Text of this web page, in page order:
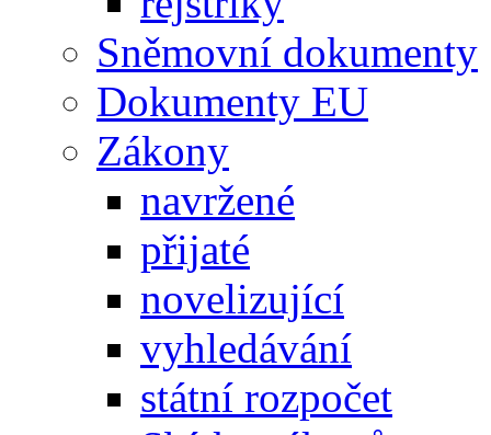
Sněmovní dokumenty
Dokumenty EU
Zákony
navržené
přijaté
novelizující
vyhledávání
státní rozpočet